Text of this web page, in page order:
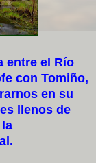
entre el Río
con Tomiño,
en su
llenos de